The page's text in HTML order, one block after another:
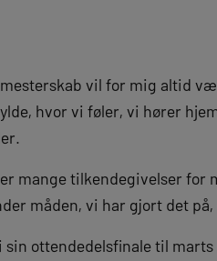
vil for mig altid
hvor vi føler, vi hører
mange tilkendegivelser for
måden, vi har gjort det
sin ottendedelsfinale til